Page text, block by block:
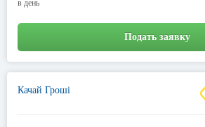
в день
Подать заявку
Качай Гроші